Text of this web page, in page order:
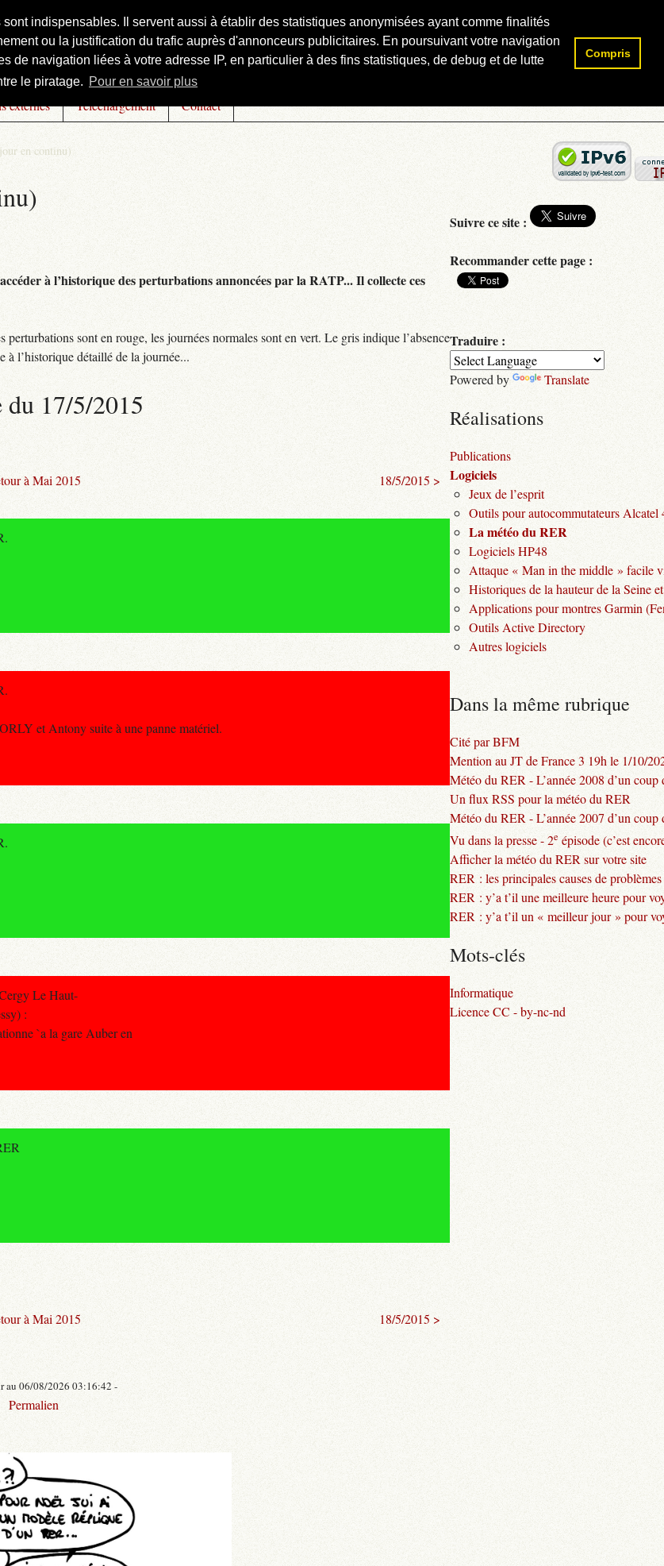
indispensables. Il servent aussi à établir des statistiques anonymisées ayant comme finalités
ou la justification du trafic auprès d'annonceurs publicitaires. En poursuivant votre navigation
de navigation liées à votre adresse IP, en particulier à des fins statistiques, de debug et de lutte
le piratage. Pour en savoir plus
Compris
externes Téléchargement Contact
en continu)
à l’historique des perturbations annoncées par la RATP... Il collecte ces
sont en rouge, les journées normales sont en vert. Le gris indique l’absence
à l’historique détaillé de la journée...
du 17/5/2015
à Mai 2015 18/5/2015 >
et Antony suite à une panne matériel.
Le Haut-
:
`a la gare Auber en
à Mai 2015 18/5/2015 >
au 06/08/2026 03:16:42 -
Permalien
Rechercher :
Suivre ce site :
Recommander cette page :
Traduire :
Powered by Translate
Réalisations
Publications
Logiciels
Jeux de l’esprit
Outils pour autocommutateurs Alcatel
La météo du RER
Logiciels HP48
Attaque « Man in the middle » facile
Historiques de la hauteur de la Seine
Applications pour montres Garmin
Outils Active Directory
Autres logiciels
Dans la même rubrique
Cité par BFM
Mention au JT de France 3 19h le 1/10/
Météo du RER - L’année 2008 d’un coup
Un flux RSS pour la météo du RER
Météo du RER - L’année 2007 d’un coup
Vu dans la presse - 2e épisode (c’est
Afficher la météo du RER sur votre site
RER : les principales causes de problèmes
RER : y’a t’il une meilleure heure pour
RER : y’a t’il un « meilleur jour » pour
Mots-clés
Informatique
Licence CC - by-nc-nd